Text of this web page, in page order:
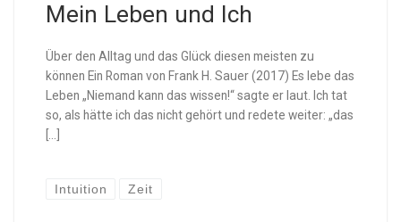
Mein Leben und Ich
Über den Alltag und das Glück diesen meisten zu
können Ein Roman von Frank H. Sauer (2017) Es lebe das
Leben „Niemand kann das wissen!“ sagte er laut. Ich tat
so, als hätte ich das nicht gehört und redete weiter: „das
Intuition Zeit